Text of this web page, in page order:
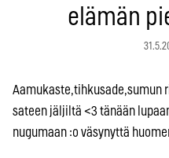
elämän
Aamukaste,tihkusade,sumun
sateen jäljiltä <3 tänään
nugumaan :o väsynyttä